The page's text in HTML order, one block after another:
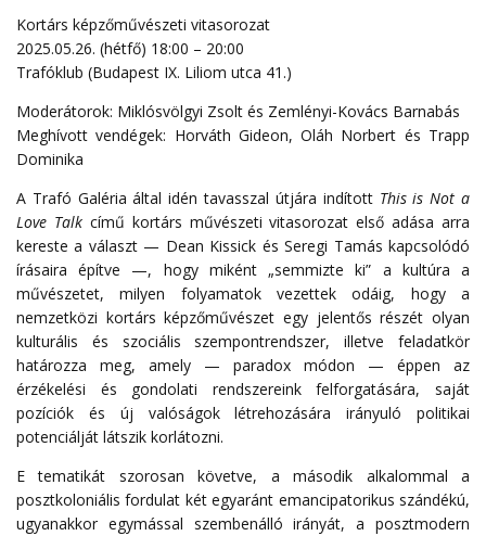
Kortárs képzőművészeti vitasorozat
2025.05.26. (hétfő) 18:00 – 20:00
Trafóklub (Budapest IX. Liliom utca 41.)
Moderátorok: Miklósvölgyi Zsolt és Zemlényi-Kovács Barnabás
Meghívott vendégek: Horváth Gideon, Oláh Norbert és Trapp
Dominika
A Trafó Galéria által idén tavasszal útjára indított This is Not a
Love Talkcímű kortárs művészeti vitasorozat első adása arra
kereste a választ — Dean Kissick és Seregi Tamás kapcsolódó
írásaira építve —, hogy miként „semmizte ki” a kultúra a
művészetet, milyen folyamatok vezettek odáig, hogy a
nemzetközi kortárs képzőművészet egy jelentős részét olyan
kulturális és szociális szempontrendszer, illetve feladatkör
határozza meg, amely — paradox módon — éppen az
érzékelési és gondolati rendszereink felforgatására, saját
pozíciók és új valóságok létrehozására irányuló politikai
potenciálját látszik korlátozni.
E tematikát szorosan követve, a második alkalommal a
posztkoloniális fordulat két egyaránt emancipatorikus szándékú,
ugyanakkor egymással szembenálló irányát, a posztmodern